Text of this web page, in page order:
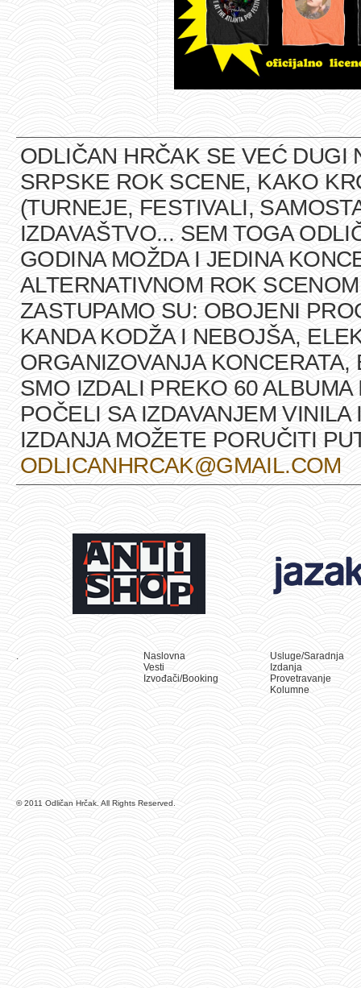
ODLIČAN HRČAK SE VEĆ DUGI
SRPSKE ROK SCENE, KAKO
(TURNEJE, FESTIVALI,
IZDAVAŠTVO... SEM TOGA
GODINA MOŽDA I JEDINA
ALTERNATIVNOM ROK
ZASTUPAMO SU: OBOJENI
KANDA KODŽA I NEBOJŠA,
ORGANIZOVANJA
SMO IZDALI PREKO 60
POČELI SA IZDAVANJEM
IZDANJA MOŽETE PORUČITI
ODLICANHRCAK@GMAIL.COM
.
Naslovna
Vesti
Izvođači/Booking
Usluge/Saradnja
Izdanja
Provetravanje
Kolumne
© 2011 Odličan Hrčak. All Rights Reserved.